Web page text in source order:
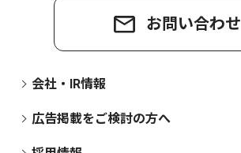
お問い合わせ
会社・IR情報
広告掲載をご検討の方へ